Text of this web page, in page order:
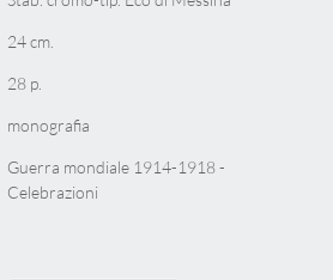
24 cm.
28 p.
monografia
Guerra mondiale 1914-1918 -
Celebrazioni